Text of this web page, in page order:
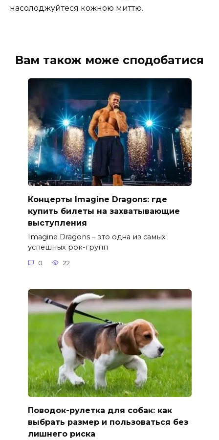
насолоджуйтеся кожною миттю.
Вам також може сподобатися
Концерты Imagine Dragons: где
купить билеты на захватывающие
выступления
Imagine Dragons – это одна из самых
успешных рок-групп
0 22
Поводок-рулетка для собак: как
выбрать размер и пользоваться без
лишнего риска